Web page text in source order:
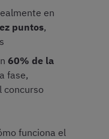
en
puntos,
60% de la
fase,
concurso
funciona el